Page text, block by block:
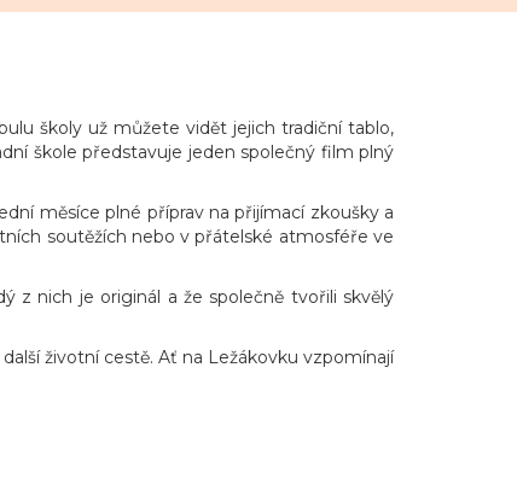
školy už můžete vidět jejich tradiční tablo,
škole představuje jeden společný film plný
měsíce plné příprav na přijímací zkoušky a
soutěžích nebo v přátelské atmosféře ve
z nich je originál a že společně tvořili skvělý
životní cestě. Ať na Ležákovku vzpomínají